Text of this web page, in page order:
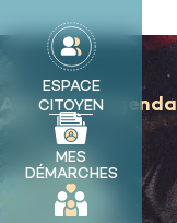
principal
ESPACE
CITOYEN
MES
DÉMARCHES
Accueil༄Agenda